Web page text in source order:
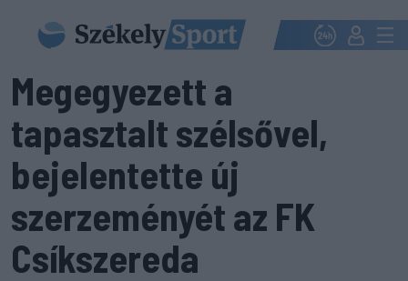
Megegyezett a
tapasztalt szélsővel,
bejelentette új
szerzeményét az FK
Csíkszereda